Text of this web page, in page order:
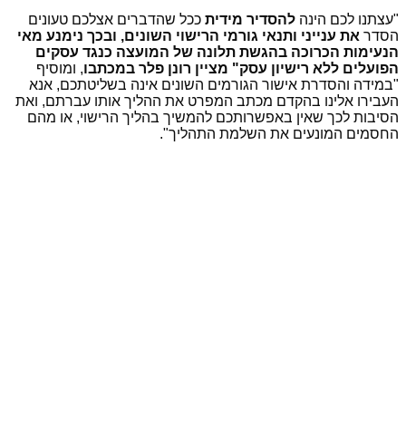
"עצתנו לכם הינה להסדיר מידית ככל שהדברים אצלכם טעונים
הסדר את ענייני ותנאי גורמי הרישוי השונים, ובכך נימנע מאי
הנעימות הכרוכה בהגשת תלונה של המועצה כנגד עסקים
הפועלים ללא רישיון עסק" מציין רונן פלר במכתבו, ומוסיף
"במידה והסדרת אישור הגורמים השונים אינה בשליטתכם, אנא
העבירו אלינו בהקדם מכתב המפרט את ההליך אותו עברתם, ואת
הסיבות לכך שאין באפשרותכם להמשיך בהליך הרישוי, או מהם
החסמים המונעים את השלמת התהליך".